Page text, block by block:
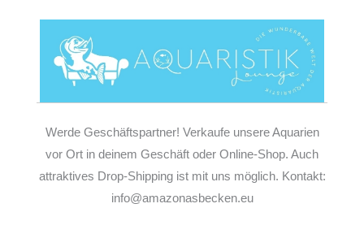
Werde Geschäftspartner! Verkaufe unsere Aquarien
vor Ort in deinem Geschäft oder Online-Shop. Auch
attraktives Drop-Shipping ist mit uns möglich. Kontakt:
info@amazonasbecken.eu